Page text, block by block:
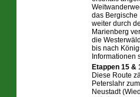
das Bergische
weiter durch
Marienberg
die
bis nach
Informationen
Etappen 15 &
Diese Route
Peterslahr
Neustadt